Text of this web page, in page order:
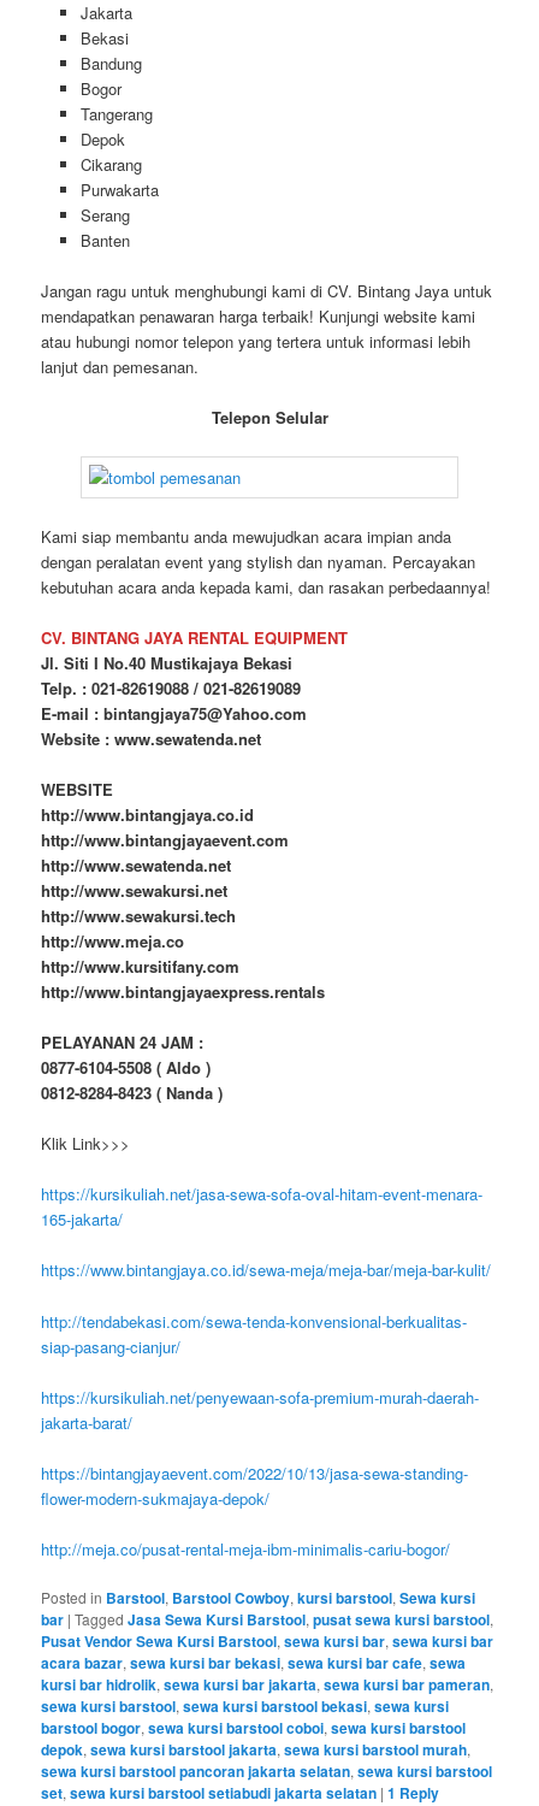
Jakarta
Bekasi
Bandung
Bogor
Tangerang
Depok
Cikarang
Purwakarta
Serang
Banten
Jangan ragu untuk menghubungi kami di CV. Bintang Jaya untuk
mendapatkan penawaran harga terbaik! Kunjungi website kami
atau hubungi nomor telepon yang tertera untuk informasi lebih
lanjut dan pemesanan.
Telepon Selular
Kami siap membantu anda mewujudkan acara impian anda
dengan peralatan event yang stylish dan nyaman. Percayakan
kebutuhan acara anda kepada kami, dan rasakan perbedaannya!
CV. BINTANG JAYA RENTAL EQUIPMENT
Jl. Siti I No.40 Mustikajaya Bekasi
Telp. : 021-82619088 / 021-82619089
E-mail : bintangjaya75@Yahoo.com
Website : www.sewatenda.net
WEBSITE
http://www.bintangjaya.co.id
http://www.bintangjayaevent.com
http://www.sewatenda.net
http://www.sewakursi.net
http://www.sewakursi.tech
http://www.meja.co
http://www.kursitifany.com
http://www.bintangjayaexpress.rentals
PELAYANAN 24 JAM :
0877-6104-5508 ( Aldo )
0812-8284-8423 ( Nanda )
Klik Link>>>
https://kursikuliah.net/jasa-sewa-sofa-oval-hitam-event-menara-
165-jakarta/
https://www.bintangjaya.co.id/sewa-meja/meja-bar/meja-bar-kulit/
http://tendabekasi.com/sewa-tenda-konvensional-berkualitas-
siap-pasang-cianjur/
https://kursikuliah.net/penyewaan-sofa-premium-murah-daerah-
jakarta-barat/
https://bintangjayaevent.com/2022/10/13/jasa-sewa-standing-
flower-modern-sukmajaya-depok/
http://meja.co/pusat-rental-meja-ibm-minimalis-cariu-bogor/
Posted in Barstool, Barstool Cowboy,kursi barstool,Sewa kursi
bar |Tagged Jasa Sewa Kursi Barstool,pusat sewa kursi barstool,
Pusat Vendor Sewa Kursi Barstool,sewa kursi bar,sewa kursi bar
acara bazar,sewa kursi bar bekasi,sewa kursi bar cafe,sewa
kursi bar hidrolik,sewa kursi bar jakarta,sewa kursi bar pameran,
sewa kursi barstool,sewa kursi barstool bekasi,sewa kursi
barstool bogor,sewa kursi barstool coboi,sewa kursi barstool
depok,sewa kursi barstool jakarta,sewa kursi barstool murah,
sewa kursi barstool pancoran jakarta selatan,sewa kursi barstool
set,sewa kursi barstool setiabudi jakarta selatan |1 Reply